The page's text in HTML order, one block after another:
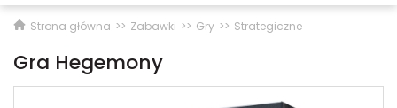
Strona główna Zabawki Gry Strategiczne
Gra Hegemony